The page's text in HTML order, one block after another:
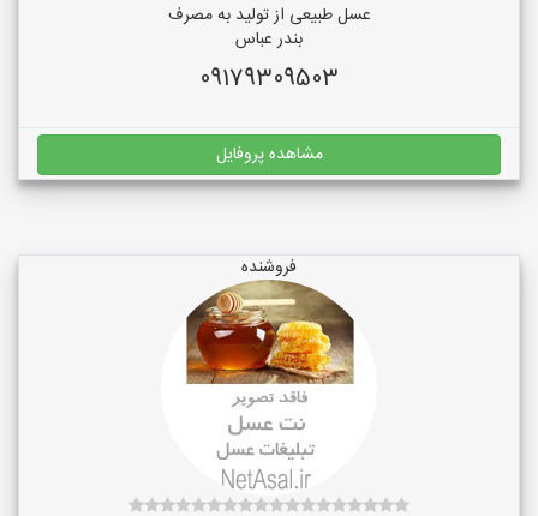
عسل طبیعی از تولید به مصرف
بندر عباس
09179309503
مشاهده پروفایل
فروشنده